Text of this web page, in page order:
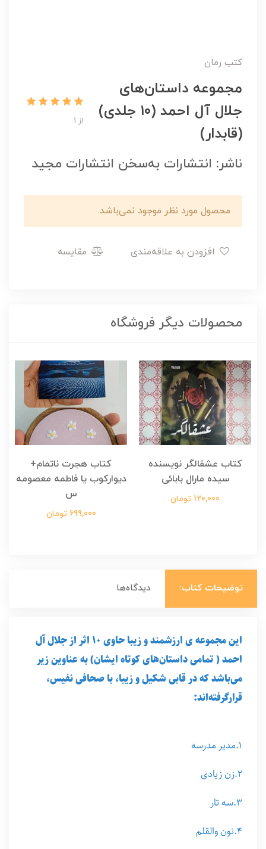
کتب رمان
مجموعه داستان‌های
جلال آل احمد (۱۰ جلدی)
(قابدار)
از 1
ناشر: انتشارات به‌سخن انتشارات مجید
محصول مورد نظر موجود نمی‌باشد.
مقایسه
محصولات دیگر فروشگاه
کتاب عشقالگر نویسنده
سیده مارال بابائی
120,000 تومان
کتاب هجرت ناتمام+
دیوارکوب یا فاطمه معصومه
س
699,000 تومان
توضیحات کتاب: دیدگاه‌ها
این مجموعه ی ارزشمند و زیبا حاوی ۱۰ اثر از جلال آل
احمد ( تمامی داستان‌های کوتاه ایشان) به عناوین زیر
می‌باشد که در قابی شکیل و زیبا، با صحافی نفیس،
قرارگرفته‌اند:
۱.مدیر مدرسه
۲.زن زیادی
۳.سه تار
۴.نون والقلم